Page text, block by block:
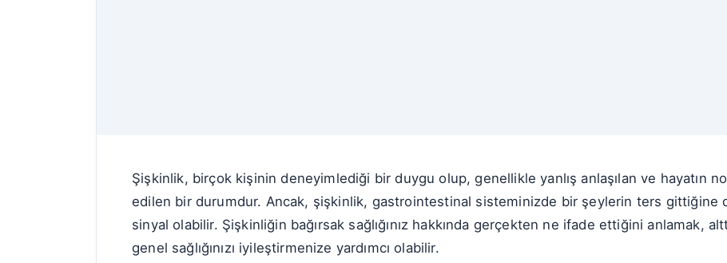
Şişkinlik, birçok kişinin deneyimlediği bir duygu olup, genellikle yanlış anlaşılan ve hayatın
edilen bir durumdur. Ancak, şişkinlik, gastrointestinal sisteminizde bir şeylerin ters gittiğine
sinyal olabilir. Şişkinliğin bağırsak sağlığınız hakkında gerçekten ne ifade ettiğini anlamak,
genel sağlığınızı iyileştirmenize yardımcı olabilir.